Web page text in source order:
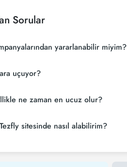
Sorular
yararlanabilir miyim?
uçuyor?
ne zaman en ucuz olur?
sitesinde nasıl alabilirim?